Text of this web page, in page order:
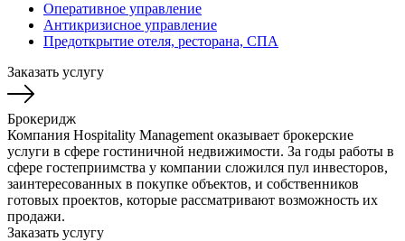
Оперативное управление
Антикризисное управление
Предоткрытие отеля, ресторана, СПА
Заказать услугу
Брокеридж
Компания Hospitality Management оказывает брокерские
услуги в сфере гостиничной недвижимости. За годы работы в
сфере гостеприимства у компании сложился пул инвесторов,
заинтересованных в покупке объектов, и собственников
готовых проектов, которые рассматривают возможность их
продажи.
Заказать услугу